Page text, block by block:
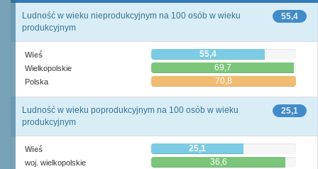
55,4
Ludność w wieku nieprodukcyjnym na 100 osób w wieku
produkcyjnym
Wieś 55,4
Wielkopolskie 69,7
Polska 70,8
25,1
Ludność w wieku poprodukcyjnym na 100 osób w wieku
produkcyjnym
Wieś 25,1
woj. wielkopolskie 36,6